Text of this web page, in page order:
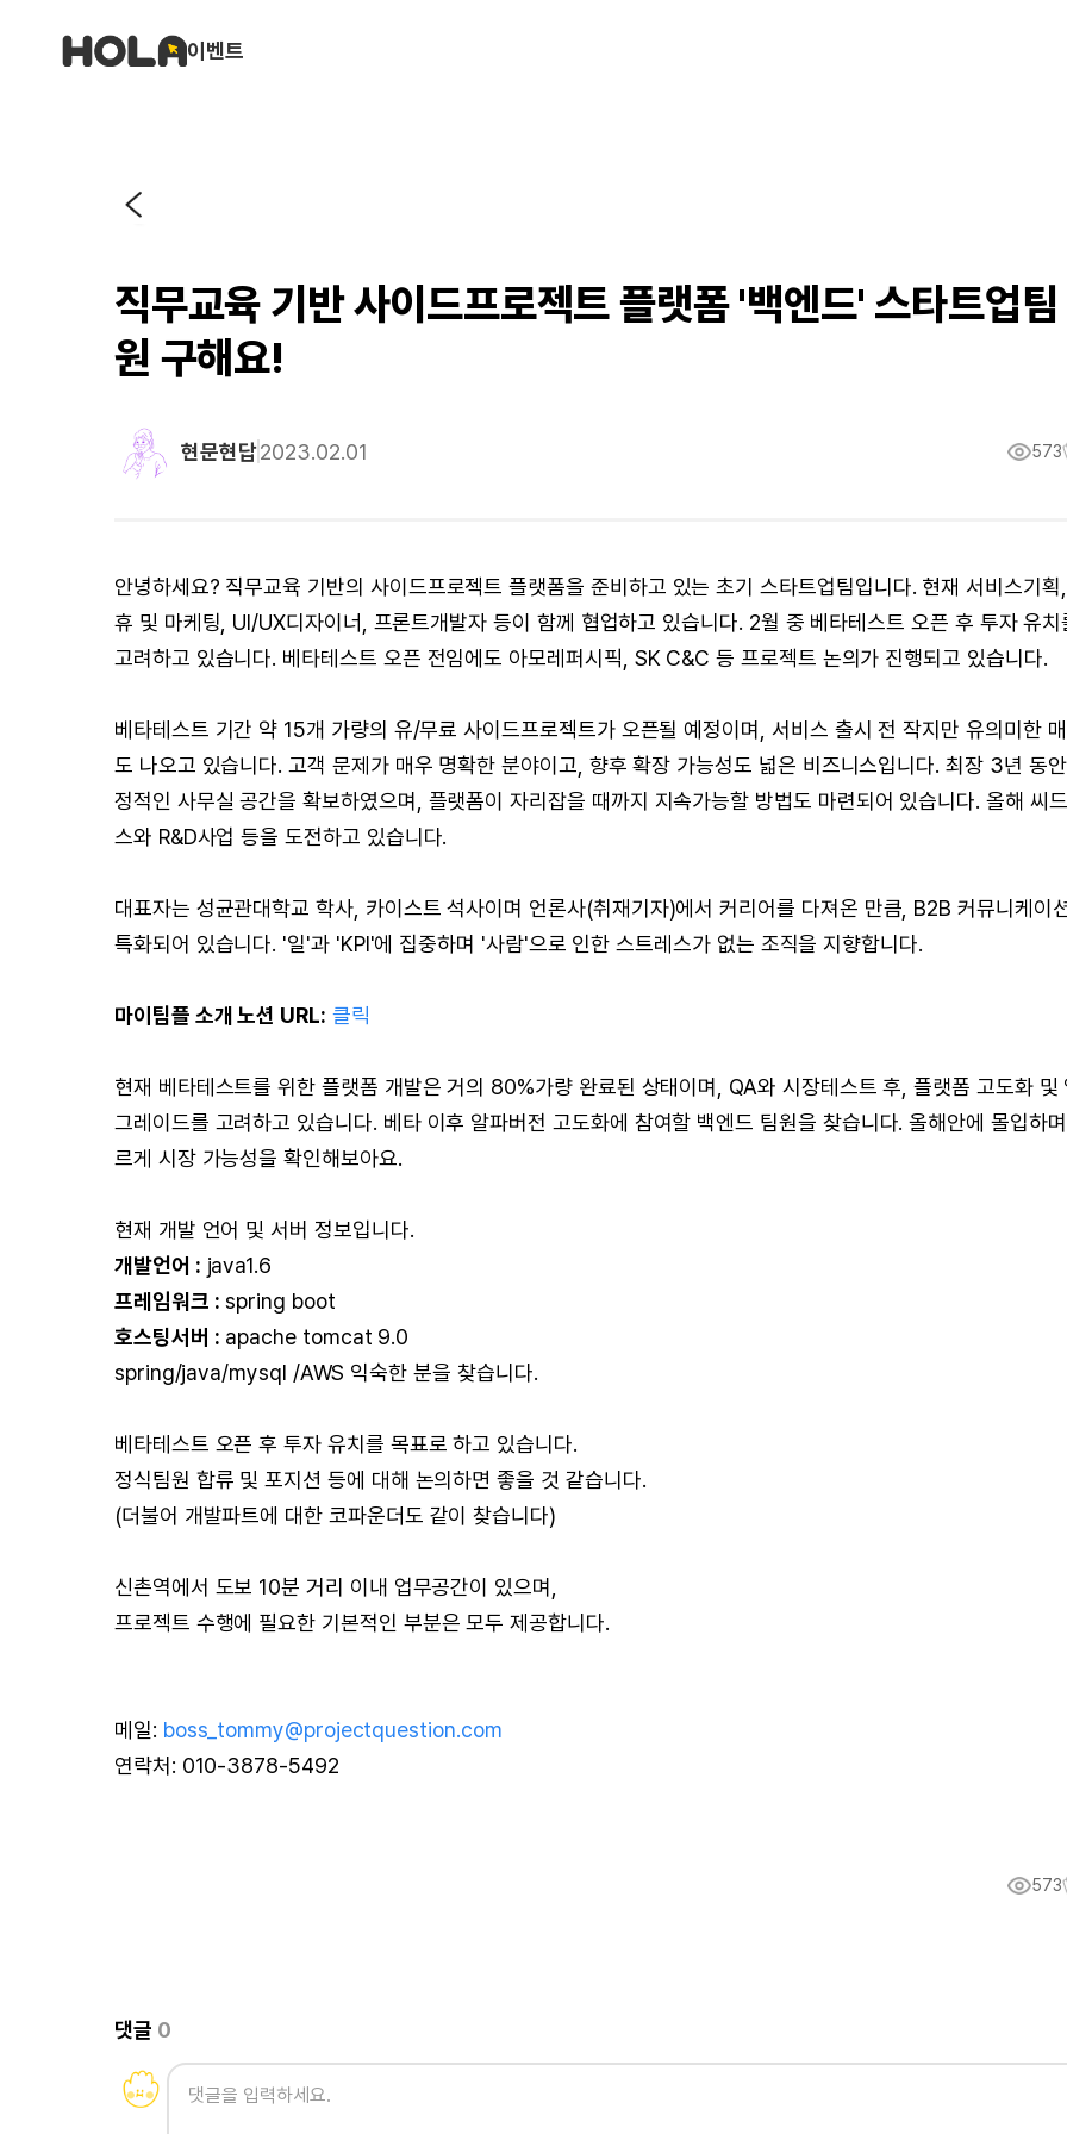
이벤트
직무교육 기반 사이드프로젝트 플랫폼 '백엔드' 스타트업팀
원 구해요!
현문현답2023.02.01 573
안녕하세요? 직무교육 기반의 사이드프로젝트 플랫폼을 준비하고 있는 초기 스타트업팀입니다. 현재 서비스기획
휴 및 마케팅, UI/UX디자이너, 프론트개발자 등이 함께 협업하고 있습니다. 2월 중 베타테스트 오픈 후 투자 유치
고려하고 있습니다. 베타테스트 오픈 전임에도 아모레퍼시픽, SK C&C 등 프로젝트 논의가 진행되고 있습니다.
베타테스트 기간 약 15개 가량의 유/무료 사이드프로젝트가 오픈될 예정이며, 서비스 출시 전 작지만 유의미한
도 나오고 있습니다. 고객 문제가 매우 명확한 분야이고, 향후 확장 가능성도 넓은 비즈니스입니다. 최장 3년 동
정적인 사무실 공간을 확보하였으며, 플랫폼이 자리잡을 때까지 지속가능할 방법도 마련되어 있습니다. 올해 씨
스와 R&D사업 등을 도전하고 있습니다.
대표자는 성균관대학교 학사, 카이스트 석사이며 언론사(취재기자)에서 커리어를 다져온 만큼, B2B 커뮤니케이
특화되어 있습니다. '일'과 'KPI'에 집중하며 '사람'으로 인한 스트레스가 없는 조직을 지향합니다.
마이팀플 소개 노션 URL: 클릭
현재 베타테스트를 위한 플랫폼 개발은 거의 80%가량 완료된 상태이며, QA와 시장테스트 후, 플랫폼 고도화 및
그레이드를 고려하고 있습니다. 베타 이후 알파버전 고도화에 참여할 백엔드 팀원을 찾습니다. 올해안에 몰입하
르게 시장 가능성을 확인해보아요.
현재 개발 언어 및 서버 정보입니다.
개발언어 : java1.6
프레임워크 : spring boot
호스팅서버 : apache tomcat 9.0
spring/java/mysql /AWS 익숙한 분을 찾습니다.
베타테스트 오픈 후 투자 유치를 목표로 하고 있습니다.
정식팀원 합류 및 포지션 등에 대해 논의하면 좋을 것 같습니다.
(더불어 개발파트에 대한 코파운더도 같이 찾습니다)
신촌역에서 도보 10분 거리 이내 업무공간이 있으며,
프로젝트 수행에 필요한 기본적인 부분은 모두 제공합니다.
메일: boss_tommy@projectquestion.com
연락처: 010-3878-5492
573
댓글 0